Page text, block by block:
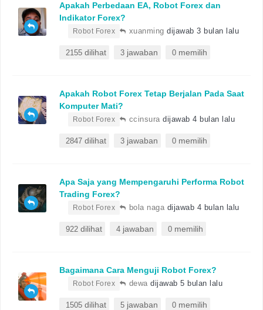
Apakah Perbedaan EA, Robot Forex dan
Indikator Forex?
xuanming dijawab 3 bulan lalu
Robot Forex
2155 dilihat 3 jawaban 0 memilih
Apakah Robot Forex Tetap Berjalan Pada Saat
Komputer Mati?
ccinsura dijawab 4 bulan lalu
Robot Forex
2847 dilihat 3 jawaban 0 memilih
Apa Saja yang Mempengaruhi Performa Robot
Trading Forex?
bola naga dijawab 4 bulan lalu
Robot Forex
922 dilihat 4 jawaban 0 memilih
Bagaimana Cara Menguji Robot Forex?
dewa dijawab 5 bulan lalu
Robot Forex
1505 dilihat 5 jawaban 0 memilih